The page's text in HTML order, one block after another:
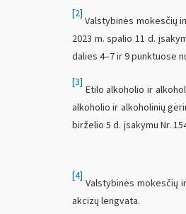
[2]
Valstybinės mokesčių
2023 m. spalio 11 d.
dalies 4–7 ir 9 punktuose
[3]
Etilo alkoholio ir
alkoholio ir alkoholinių
birželio 5 d. įsakymu Nr.
[4]
Valstybinės mokesčių
akcizų lengvata.